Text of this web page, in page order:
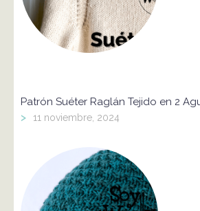
Patrón Suéter Raglán Tejido en 2
> 11 noviembre, 2024